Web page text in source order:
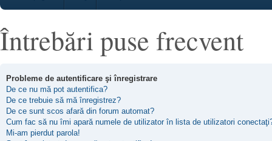
Întrebări puse frecvent
Probleme de autentificare şi înregistrare
De ce nu mă pot autentifica?
De ce trebuie să mă înregistrez?
De ce sunt scos afară din forum automat?
Cum fac să nu îmi apară numele de utilizator în lista de utilizatori
Mi-am pierdut parola!